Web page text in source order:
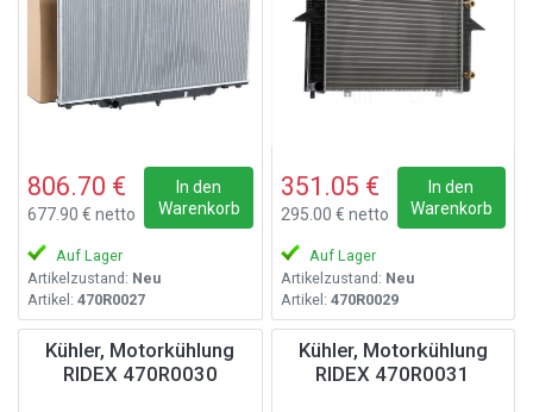
806.70 €
677.90 € netto
In den
Warenkorb
Auf Lager
Artikelzustand: Neu
Artikel: 470R0027
351.05 €
295.00 € netto
In den
Warenkorb
Auf Lager
Artikelzustand: Neu
Artikel: 470R0029
Kühler, Motorkühlung
RIDEX 470R0030
Kühler, Motorkühlung
RIDEX 470R0031